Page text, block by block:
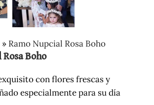
» Ramo Nupcial Rosa Boho
Boho
con flores frescas y
especialmente para su día